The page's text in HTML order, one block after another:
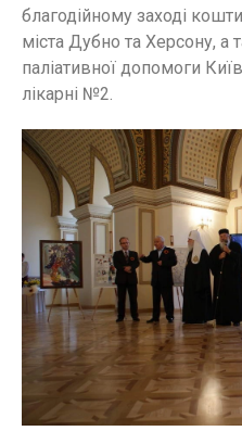
благодійному заході
міста Дубно та Херсону, а
паліативної допомоги
лікарні №2.